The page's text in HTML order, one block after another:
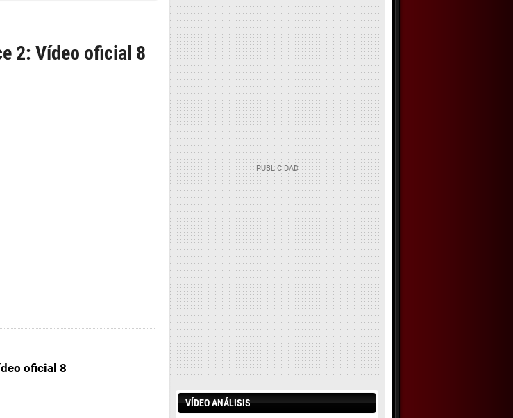
2: Vídeo oficial 8
oficial 8
VÍDEO ANÁLISIS